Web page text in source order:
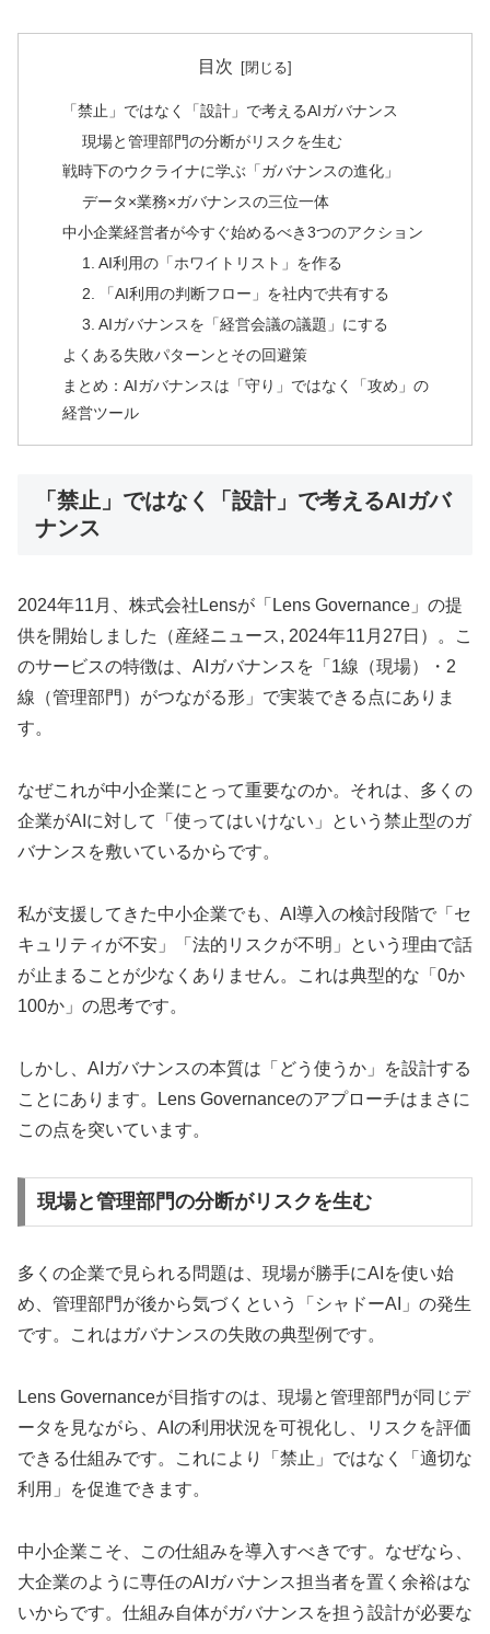
目次
「禁止」ではなく「設計」で考えるAIガバナンス
現場と管理部門の分断がリスクを生む
戦時下のウクライナに学ぶ「ガバナンスの進化」
データ×業務×ガバナンスの三位一体
中小企業経営者が今すぐ始めるべき3つのアクション
1. AI利用の「ホワイトリスト」を作る
2. 「AI利用の判断フロー」を社内で共有する
3. AIガバナンスを「経営会議の議題」にする
よくある失敗パターンとその回避策
まとめ：AIガバナンスは「守り」ではなく「攻め」の
経営ツール
「禁止」ではなく「設計」で考えるAIガバ
ナンス
2024年11月、株式会社Lensが「Lens Governance」の提
供を開始しました（産経ニュース, 2024年11月27日）。こ
のサービスの特徴は、AIガバナンスを「1線（現場）・2
線（管理部門）がつながる形」で実装できる点にありま
す。
なぜこれが中小企業にとって重要なのか。それは、多くの
企業がAIに対して「使ってはいけない」という禁止型のガ
バナンスを敷いているからです。
私が支援してきた中小企業でも、AI導入の検討段階で「セ
キュリティが不安」「法的リスクが不明」という理由で話
が止まることが少なくありません。これは典型的な「0か
100か」の思考です。
しかし、AIガバナンスの本質は「どう使うか」を設計する
ことにあります。Lens Governanceのアプローチはまさに
この点を突いています。
現場と管理部門の分断がリスクを生む
多くの企業で見られる問題は、現場が勝手にAIを使い始
め、管理部門が後から気づくという「シャドーAI」の発生
です。これはガバナンスの失敗の典型例です。
Lens Governanceが目指すのは、現場と管理部門が同じデ
ータを見ながら、AIの利用状況を可視化し、リスクを評価
できる仕組みです。これにより「禁止」ではなく「適切な
利用」を促進できます。
中小企業こそ、この仕組みを導入すべきです。なぜなら、
大企業のように専任のAIガバナンス担当者を置く余裕はな
いからです。仕組み自体がガバナンスを担う設計が必要な